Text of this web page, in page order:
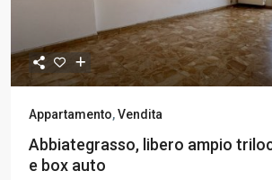
Appartamento,Vendita
Abbiategrasso, libero ampio
e box auto